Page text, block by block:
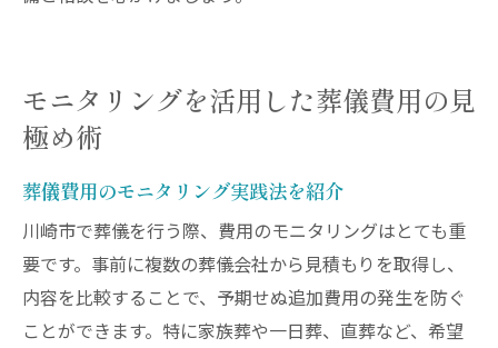
モニタリングを活用した葬儀費用の見
極め術
葬儀費用のモニタリング実践法を紹介
川崎市で葬儀を行う際、費用のモニタリングはとても重
要です。事前に複数の葬儀会社から見積もりを取得し、
内容を比較することで、予期せぬ追加費用の発生を防ぐ
ことができます。特に家族葬や一日葬、直葬など、希望